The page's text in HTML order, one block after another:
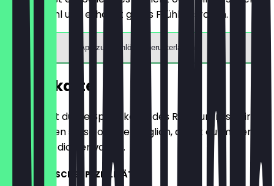
deiner Wahl und erhältst gratis Frühlingsrollen.
App zum Einlösen herunterladen
Speisekarte
Hier findest du die Speisekarte des Restaurants. Wir
aktualisieren sie so oft wie möglich, damit du immer
weißt, was dich erwartet.
VIETNAMESISCHE SPEZIALITÄTEN